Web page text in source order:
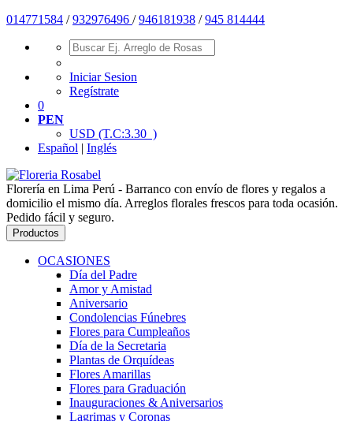
014771584 /932976496 /946181938 /945 814444
Iniciar Sesion
Regístrate
0
PEN
USD (T.C:3.30 )
Español | Inglés
Florería en Lima Perú - Barranco con envío de flores y regalos a
domicilio el mismo día. Arreglos florales frescos para toda ocasión.
Pedido fácil y seguro.
Productos
OCASIONES
Día del Padre
Amor y Amistad
Aniversario
Condolencias Fúnebres
Flores para Cumpleaños
Día de la Secretaria
Plantas de Orquídeas
Flores Amarillas
Flores para Graduación
Inauguraciones & Aniversarios
Lagrimas y Coronas